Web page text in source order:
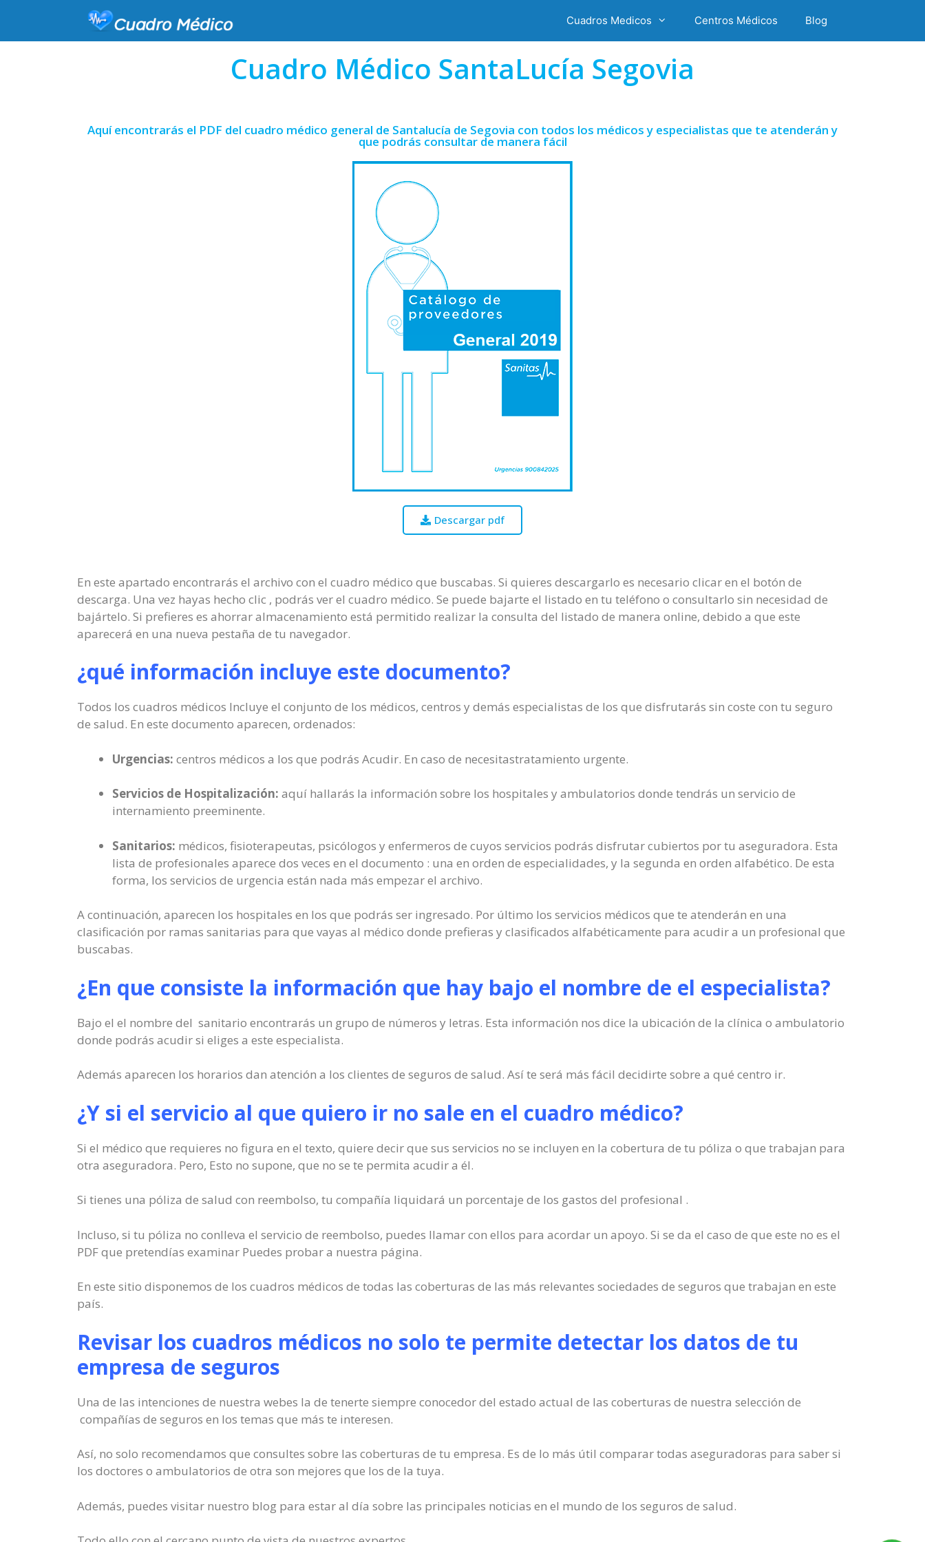
Cuadros Medicos Centros Médicos Blog
Cuadro Médico SantaLucía Segovia
Aquí encontrarás el PDF del cuadro médico general de Santalucía de Segovia con todos los médicos y especialistas que te atenderán y
que podrás consultar de manera fácil
Descargar pdf
En este apartado encontrarás el archivo con el cuadro médico que buscabas. Si quieres descargarlo es necesario clicar en el botón de
descarga. Una vez hayas hecho clic , podrás ver el cuadro médico. Se puede bajarte el listado en tu teléfono o consultarlo sin necesidad de
bajártelo. Si prefieres es ahorrar almacenamiento está permitido realizar la consulta del listado de manera online, debido a que este
aparecerá en una nueva pestaña de tu navegador.
¿qué información incluye este documento?
Todos los cuadros médicos Incluye el conjunto de los médicos, centros y demás especialistas de los que disfrutarás sin coste con tu seguro
de salud. En este documento aparecen, ordenados:
Urgencias: centros médicos a los que podrás Acudir. En caso de necesitastratamiento urgente.
Servicios de Hospitalización: aquí hallarás la información sobre los hospitales y ambulatorios donde tendrás un servicio de
internamiento preeminente.
Sanitarios: médicos, fisioterapeutas, psicólogos y enfermeros de cuyos servicios podrás disfrutar cubiertos por tu aseguradora. Esta
lista de profesionales aparece dos veces en el documento : una en orden de especialidades, y la segunda en orden alfabético. De esta
forma, los servicios de urgencia están nada más empezar el archivo.
A continuación, aparecen los hospitales en los que podrás ser ingresado. Por último los servicios médicos que te atenderán en una
clasificación por ramas sanitarias para que vayas al médico donde prefieras y clasificados alfabéticamente para acudir a un profesional que
buscabas.
¿En que consiste la información que hay bajo el nombre de el especialista?
Bajo el el nombre del sanitario encontrarás un grupo de números y letras. Esta información nos dice la ubicación de la clínica o ambulatorio
donde podrás acudir si eliges a este especialista.
Además aparecen los horarios dan atención a los clientes de seguros de salud. Así te será más fácil decidirte sobre a qué centro ir.
¿Y si el servicio al que quiero ir no sale en el cuadro médico?
Si el médico que requieres no figura en el texto, quiere decir que sus servicios no se incluyen en la cobertura de tu póliza o que trabajan para
otra aseguradora. Pero, Esto no supone, que no se te permita acudir a él.
Si tienes una póliza de salud con reembolso, tu compañía liquidará un porcentaje de los gastos del profesional .
Incluso, si tu póliza no conlleva el servicio de reembolso, puedes llamar con ellos para acordar un apoyo. Si se da el caso de que este no es el
PDF que pretendías examinar Puedes probar a nuestra página.
En este sitio disponemos de los cuadros médicos de todas las coberturas de las más relevantes sociedades de seguros que trabajan en este
país.
Revisar los cuadros médicos no solo te permite detectar los datos de tu
empresa de seguros
Una de las intenciones de nuestra webes la de tenerte siempre conocedor del estado actual de las coberturas de nuestra selección de
compañías de seguros en los temas que más te interesen.
Así, no solo recomendamos que consultes sobre las coberturas de tu empresa. Es de lo más útil comparar todas aseguradoras para saber si
los doctores o ambulatorios de otra son mejores que los de la tuya.
Además, puedes visitar nuestro blog para estar al día sobre las principales noticias en el mundo de los seguros de salud.